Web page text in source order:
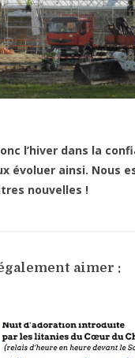
l’hiver dans la
évoluer ainsi. Nous
nouvelles !
aimer :